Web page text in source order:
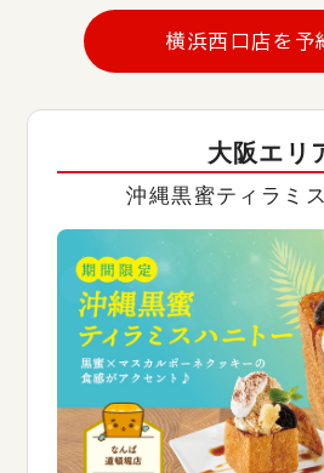
横浜西口店を予
大阪エリ
沖縄黒蜜ティラミ